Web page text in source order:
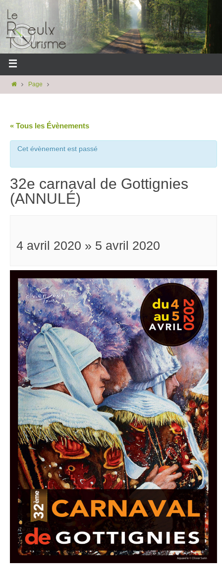
Page
« Tous les Évènements
Cet évènement est passé
32e carnaval de Gottignies
(ANNULÉ)
4 avril 2020 » 5 avril 2020